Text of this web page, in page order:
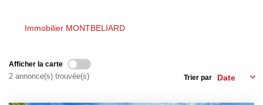
Consultez Les Avis Clients
Immobilier MONTBELIARD
Afficher la carte
2 annonce(s) trouvée(s) Trier par